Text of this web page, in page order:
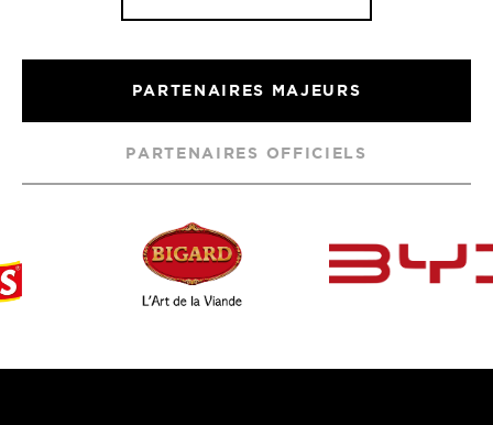
PARTENAIRES MAJEURS
PARTENAIRES OFFICIELS